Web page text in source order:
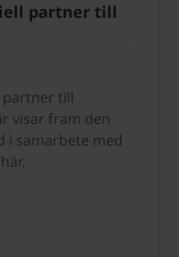
partner till
till
visar fram den
i samarbete med